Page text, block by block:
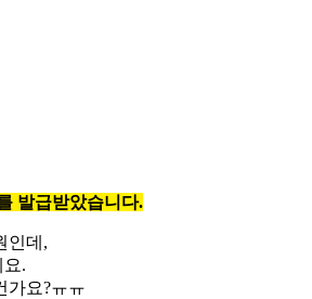
발급받았습니다.
인데,
요.
가요?ㅠㅠ​